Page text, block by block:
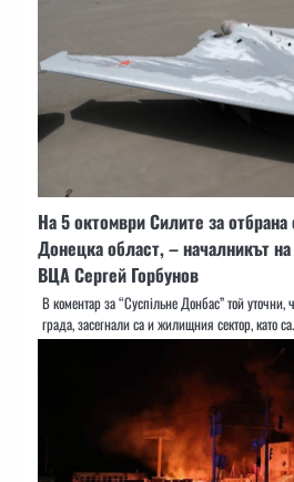
На 5 октомври Силите за
Донецка област, – началникът
ВЦА Сергей Горбунов
В коментар за “Суспільне Донбас” той
града, засегнали са и жилищния сектор, като